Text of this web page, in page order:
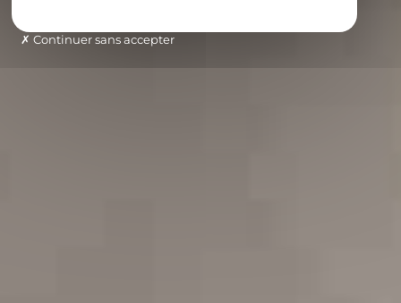
Continuer sans accepter